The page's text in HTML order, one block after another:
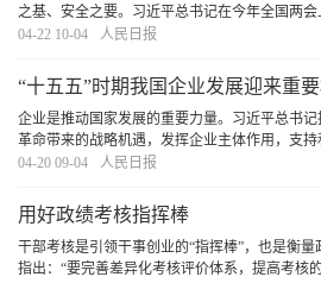
之基、安全之要。习近平总书记在今年全国两
国际上开展合作的同时，坚持独立自主、自立自
04-22 10-04 人民日报
“十五五”时期我国企业发展迎来重
企业是推动国家发展的重要力量。习近平总书
革命带来的战略机遇，发挥企业主体作用，支持
不断增强企业创新动力、创新活力、创新实力。
04-20 09-04 人民日报
用好政绩考核指挥棒
干部考核是引领干事创业的“指挥棒”，也是衡
指出：“要完善差异化考核评价体系，提高考核